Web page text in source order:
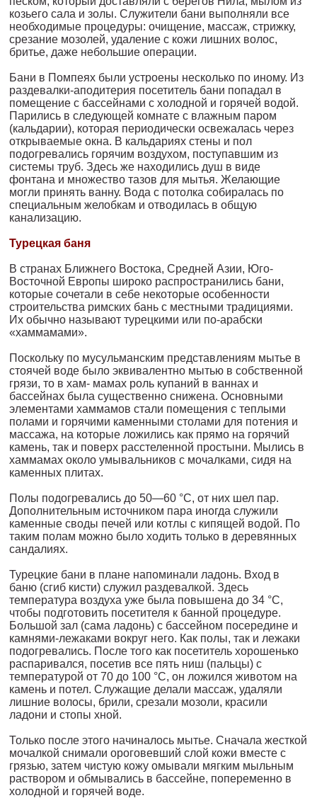
козьего сала и золы. Служители бани выполняли все
необходимые процедуры: очи­щение, массаж, стрижку,
срезание мозолей, удаление с кожи лиш­них волос,
бритье, даже небольшие операции.
Бани в Помпеях были устроены несколько по иному. Из
раздевалки-аподитерия посетитель бани попадал в
помещение с бассей­нами с холодной и горячей водой.
Парились в следующей комнате с влажным паром
(кальдарии), которая периодически освежалась через
открываемые окна. В кальдариях стены и пол
подогрева­лись горячим воздухом, поступавшим из
системы труб. Здесь же находились душ в виде
фонтана и множество тазов для мытья. Желающие
могли принять ванну. Вода с потолка собиралась по
специальным желобкам и отводилась в общую
канализацию.
Турецкая баня
В странах Ближнего Востока, Средней Азии, Юго-
Восточной Ев­ропы широко распространились бани,
которые сочетали в себе некоторые особенности
строительства римских бань с местными традициями.
Их обычно называют турецкими или по-арабски
«хаммамами».
Поскольку по мусульманским представлениям мытье в
стоя­чей воде было эквивалентно мытью в собственной
грязи, то в хам- мамах роль купаний в ваннах и
бассейнах была существенно снижена. Основными
элементами хаммамов стали помещения с теплыми
полами и горячими каменными столами для потения и
массажа, на которые ложились как прямо на горячий
камень, так и поверх расстеленной простыни. Мылись в
хаммамах около умывальников с мочалками, сидя на
каменных плитах.
Полы подогревались до 50—60 °С, от них шел пар.
Дополни­тельным источником пара иногда служили
каменные своды пе­чей или котлы с кипящей водой. По
таким полам можно было хо­дить только в деревянных
сандалиях.
Турецкие бани в плане напоминали ладонь. Вход в
баню (сгиб кисти) служил раздевалкой. Здесь
температура воздуха уже была повышена до 34 °С,
чтобы подготовить посетителя к банной про­цедуре.
Большой зал (сама ладонь) с бассейном посередине и
кам­нями-лежаками вокруг него. Как полы, так и лежаки
подогрева­лись. После того как посетитель хорошенько
распаривался, посетив все пять ниш (пальцы) с
температурой от 70 до 100 °С, он ложился животом на
камень и потел. Служащие делали массаж, удаляли
лиш­ние волосы, брили, срезали мозоли, красили
ладони и стопы хной.
Только после этого начиналось мытье. Сначала жесткой
мочал­кой снимали ороговевший слой кожи вместе с
грязью, затем чи­стую кожу омывали мягким мыльным
раствором и обмывались в бассейне, попеременно в
холодной и горячей воде.